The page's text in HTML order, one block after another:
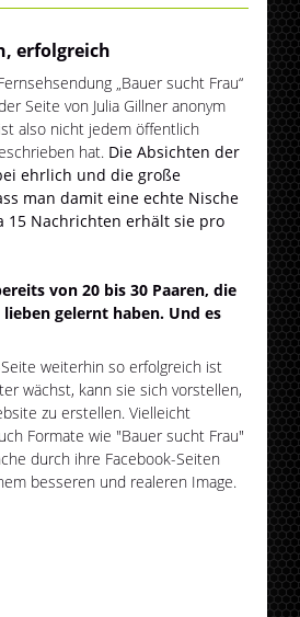
erfolgreich
„Bauer sucht Frau“
Seite von Julia Gillner anonym
also nicht jedem öffentlich
hat. Die Absichten der
ehrlich und die große
man damit eine echte Nische
15 Nachrichten erhält sie pro
von 20 bis 30 Paaren, die
lieben gelernt haben. Und es
Seite weiterhin so erfolgreich ist
wächst, kann sie sich vorstellen,
zu erstellen. Vielleicht
Formate wie "Bauer sucht Frau"
durch ihre Facebook-Seiten
besseren und realeren Image.